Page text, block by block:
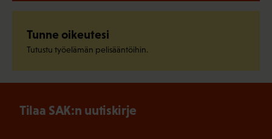
Tunne oikeutesi
Tutustu työelämän pelisääntöihin.
Tilaa SAK:n uutiskirje